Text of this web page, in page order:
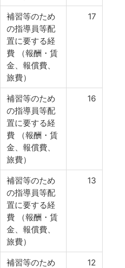
補習等のため
の指導員等配
置に要する経
費 （報酬・賃
金、報償費、
旅費）
17
補習等のため
の指導員等配
置に要する経
費 （報酬・賃
金、報償費、
旅費）
16
補習等のため
の指導員等配
置に要する経
費 （報酬・賃
金、報償費、
旅費）
13
補習等のため
12